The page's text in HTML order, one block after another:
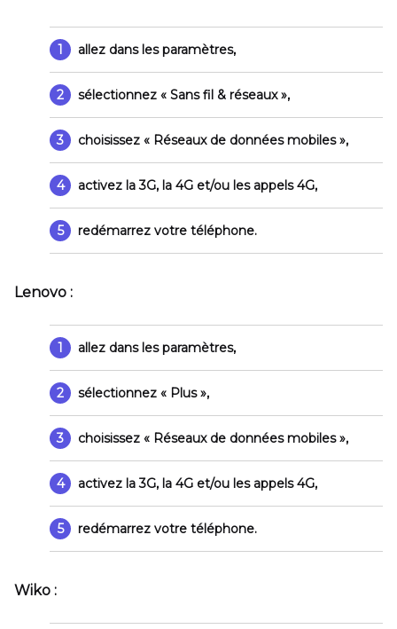
1 allez dans les paramètres,
2 sélectionnez « Sans fil & réseaux »,
3 choisissez « Réseaux de données mobiles »,
4 activez la 3G, la 4G et/ou les appels 4G,
5 redémarrez votre téléphone.
Lenovo :
1 allez dans les paramètres,
2 sélectionnez « Plus »,
3 choisissez « Réseaux de données mobiles »,
4 activez la 3G, la 4G et/ou les appels 4G,
5 redémarrez votre téléphone.
Wiko :